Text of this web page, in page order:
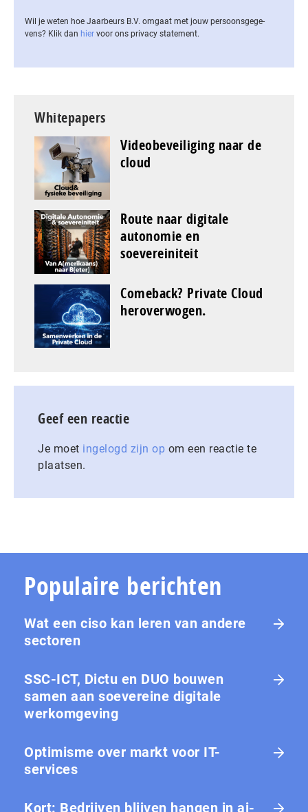
Wil je weten hoe Jaarbeurs B.V. omgaat met jouw per­soons­ge­ge­
vens? Klik dan hier voor ons privacy statement.
Whitepapers
Videobeveiliging naar de
cloud
Route naar digitale
autonomie en
soevereiniteit
Comeback? Private Cloud
heroverwogen.
Geef een reactie
Je moet ingelogd zijn op om een reactie te
plaatsen.
Populaire berichten
Wat een ciso kan leren van andere
sectoren
SSC-ICT, Dictu en DUO bouwen
samen aan soevereine digitale
werkomgeving
Optimisme over markt voor IT-
services
Kort: Bedrijven blijven hangen in ai-